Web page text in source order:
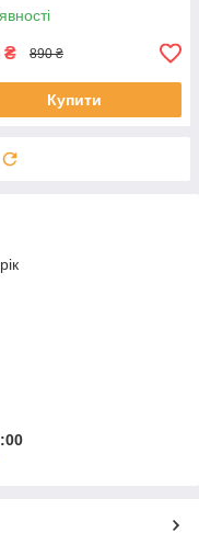
₴ 890 ₴
Купити